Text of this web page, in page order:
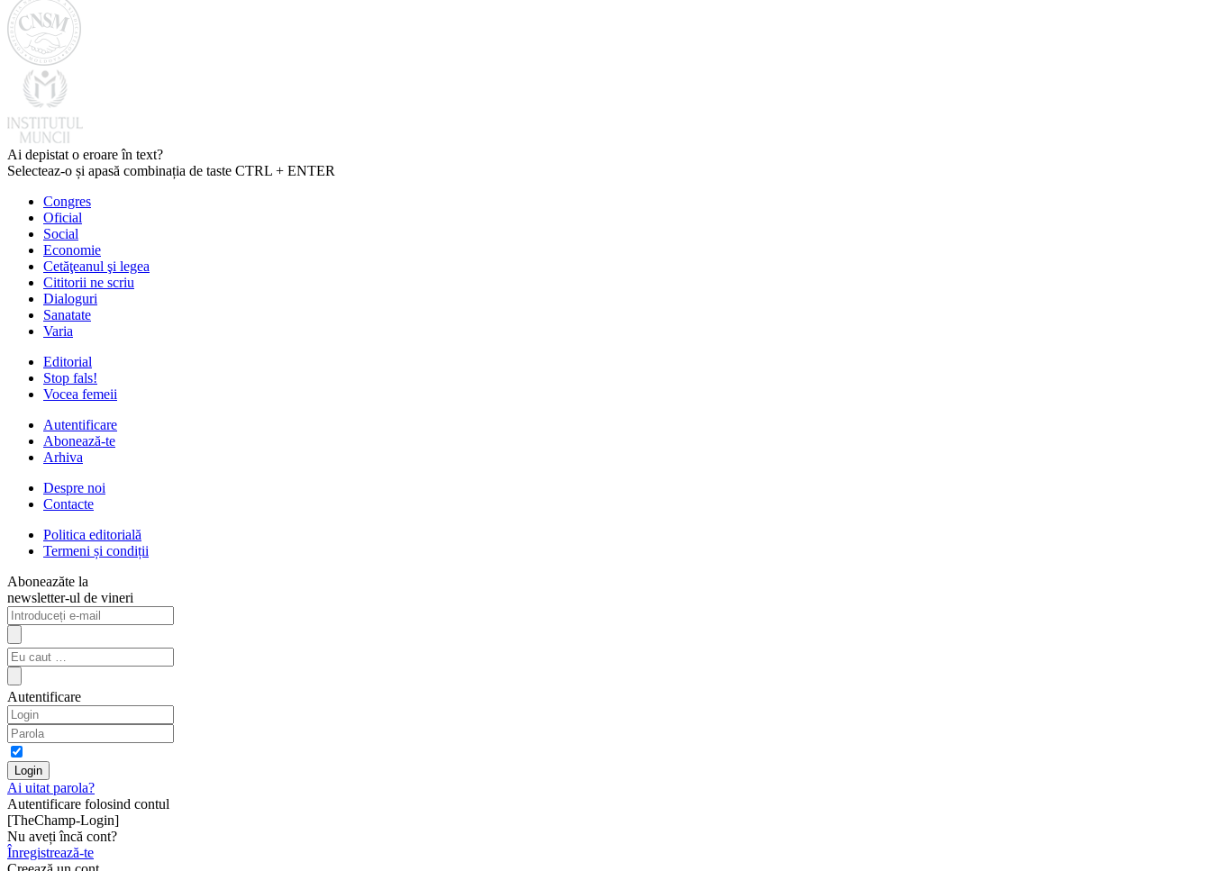
Ai depistat o eroare în text?
Selecteaz-o și apasă combinația de taste CTRL + ENTER
Congres
Oficial
Social
Economie
Cetăţeanul şi legea
Cititorii ne scriu
Dialoguri
Sanatate
Varia
Editorial
Stop fals!
Vocea femeii
Autentificare
Abonează-te
Arhiva
Despre noi
Contacte
Politica editorială
Termeni și condiții
Aboneazăte la
newsletter-ul de vineri
Autentificare
Ai uitat parola?
Autentificare folosind contul
[TheChamp-Login]
Nu aveți încă cont?
Înregistrează-te